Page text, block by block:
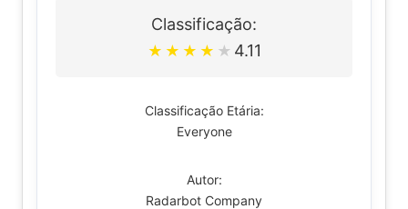
Classificação:
★ ★ ★ ★ ★ 4.11
Classificação Etária:
Everyone
Autor:
Radarbot Company